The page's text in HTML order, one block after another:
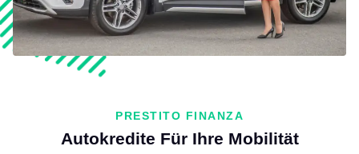
PRESTITO FINANZA
Autokredite Für Ihre Mobilität